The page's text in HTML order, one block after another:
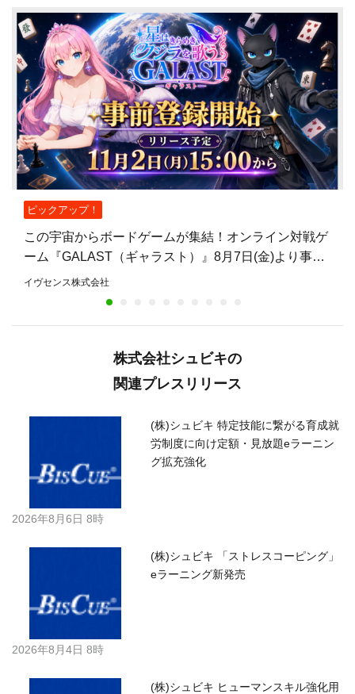
ピックアップ！
この宇宙からボードゲームが集結！オンライン対戦ゲ
ーム『GALAST（ギャラスト）』8月7日(金)より事前
登録開始！
イヴセンス株式会社
株式会社シュビキの
関連プレスリリース
(株)シュビキ 特定技能に繋がる育成就
労制度に向け定額・見放題eラーニン
グ拡充強化
2026年8月6日 8時
(株)シュビキ 「ストレスコーピング」
eラーニング新発売
2026年8月4日 8時
(株)シュビキ ヒューマンスキル強化用